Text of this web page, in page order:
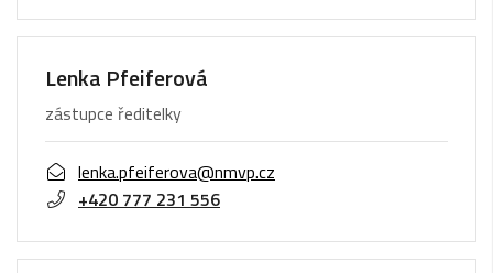
Lenka Pfeiferová
zástupce ředitelky
lenka.pfeiferova@nmvp.cz
+420 777 231 556